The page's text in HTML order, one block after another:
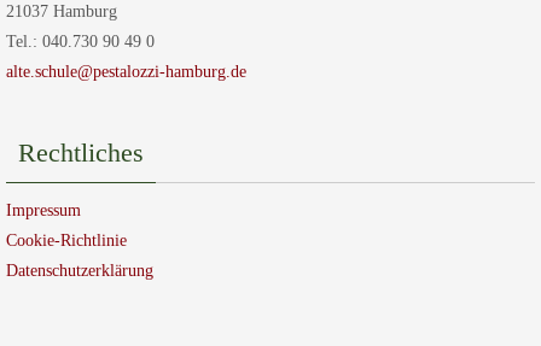
21037 Hamburg
Tel.: 040.730 90 49 0
alte.schule@pestalozzi-hamburg.de
Rechtliches
Impressum
Cookie-Richtlinie
Datenschutzerklärung